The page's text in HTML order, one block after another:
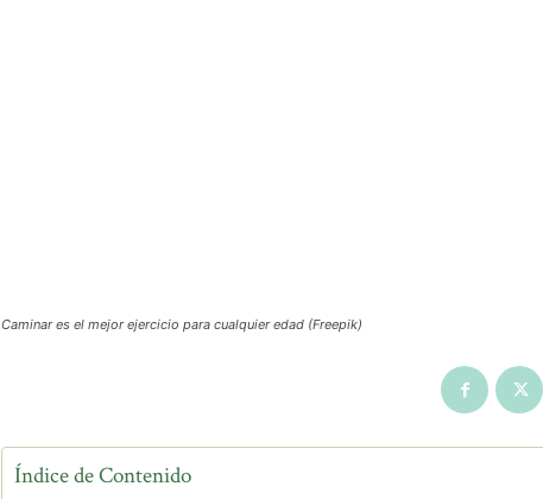
Caminar es el mejor ejercicio para cualquier edad (Freepik)
Índice de Contenido